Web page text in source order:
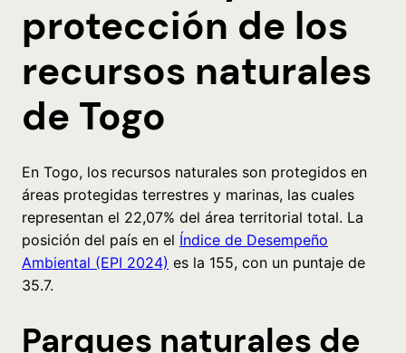
protección de los
recursos naturales
de Togo
En Togo, los recursos naturales son protegidos en
áreas protegidas terrestres y marinas, las cuales
representan el 22,07% del área territorial total. La
posición del país en el Índice de Desempeño
Ambiental (EPI 2024) es la 155, con un puntaje de
35.7.
Parques naturales de